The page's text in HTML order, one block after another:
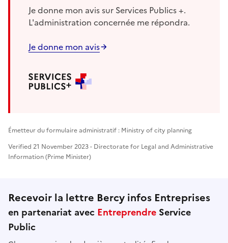
Je donne mon avis sur Services Publics +.
L'administration concernée me répondra.
Je donne mon avis
Émetteur du formulaire administratif : Ministry of city planning
Verified 21 November 2023 - Directorate for Legal and Administrative
Information (Prime Minister)
Recevoir la lettre Bercy infos Entreprises
en partenariat avec Entreprendre Service
Public